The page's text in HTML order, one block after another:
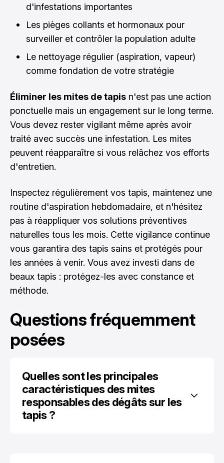
d'infestations importantes
Les pièges collants et hormonaux pour
surveiller et contrôler la population adulte
Le nettoyage régulier (aspiration, vapeur)
comme fondation de votre stratégie
Éliminer les mites de tapis n'est pas une action
ponctuelle mais un engagement sur le long terme.
Vous devez rester vigilant même après avoir
traité avec succès une infestation. Les mites
peuvent réapparaître si vous relâchez vos efforts
d'entretien.
Inspectez régulièrement vos tapis, maintenez une
routine d'aspiration hebdomadaire, et n'hésitez
pas à réappliquer vos solutions préventives
naturelles tous les mois. Cette vigilance continue
vous garantira des tapis sains et protégés pour
les années à venir. Vous avez investi dans de
beaux tapis : protégez-les avec constance et
méthode.
Questions fréquemment
posées
Quelles sont les principales
caractéristiques des mites
responsables des dégâts sur les
tapis ?